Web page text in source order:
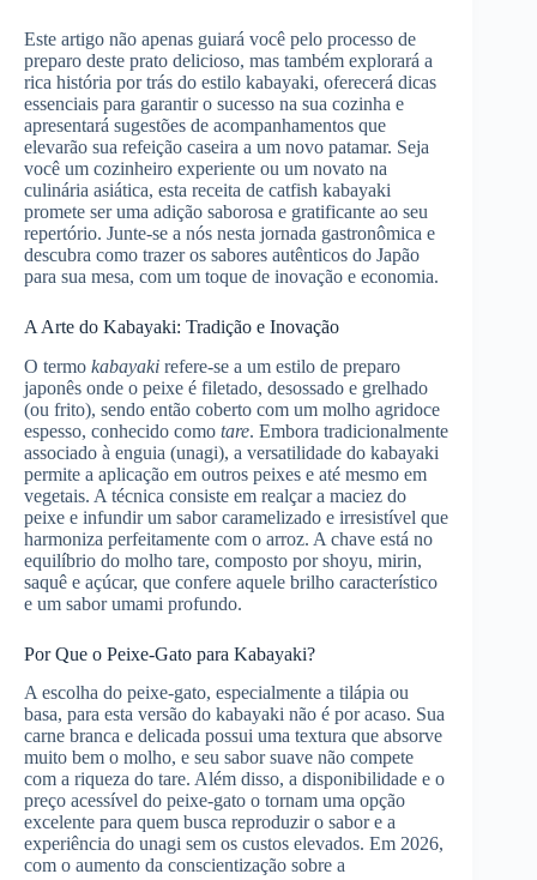
Este artigo não apenas guiará você pelo processo de
preparo deste prato delicioso, mas também explorará a
rica história por trás do estilo kabayaki, oferecerá dicas
essenciais para garantir o sucesso na sua cozinha e
apresentará sugestões de acompanhamentos que
elevarão sua refeição caseira a um novo patamar. Seja
você um cozinheiro experiente ou um novato na
culinária asiática, esta receita de catfish kabayaki
promete ser uma adição saborosa e gratificante ao seu
repertório. Junte-se a nós nesta jornada gastronômica e
descubra como trazer os sabores autênticos do Japão
para sua mesa, com um toque de inovação e economia.
A Arte do Kabayaki: Tradição e Inovação
O termo kabayaki refere-se a um estilo de preparo
japonês onde o peixe é filetado, desossado e grelhado
(ou frito), sendo então coberto com um molho agridoce
espesso, conhecido como tare. Embora tradicionalmente
associado à enguia (unagi), a versatilidade do kabayaki
permite a aplicação em outros peixes e até mesmo em
vegetais. A técnica consiste em realçar a maciez do
peixe e infundir um sabor caramelizado e irresistível que
harmoniza perfeitamente com o arroz. A chave está no
equilíbrio do molho tare, composto por shoyu, mirin,
saquê e açúcar, que confere aquele brilho característico
e um sabor umami profundo.
Por Que o Peixe-Gato para Kabayaki?
A escolha do peixe-gato, especialmente a tilápia ou
basa, para esta versão do kabayaki não é por acaso. Sua
carne branca e delicada possui uma textura que absorve
muito bem o molho, e seu sabor suave não compete
com a riqueza do tare. Além disso, a disponibilidade e o
preço acessível do peixe-gato o tornam uma opção
excelente para quem busca reproduzir o sabor e a
experiência do unagi sem os custos elevados. Em 2026,
com o aumento da conscientização sobre a